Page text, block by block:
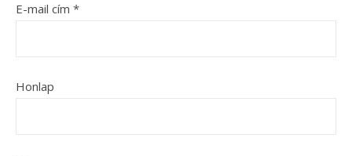
E-mail cím *
Honlap